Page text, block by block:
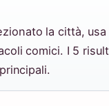
la città,
comici. I 5